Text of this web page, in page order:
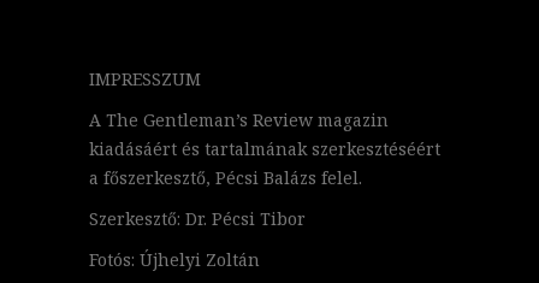
IMPRESSZUM
A The Gentleman’s Review magazin
kiadásáért és tartalmának szerkesztéséért
a főszerkesztő, Pécsi Balázs felel.
Szerkesztő: Dr. Pécsi Tibor
Fotós: Újhelyi Zoltán